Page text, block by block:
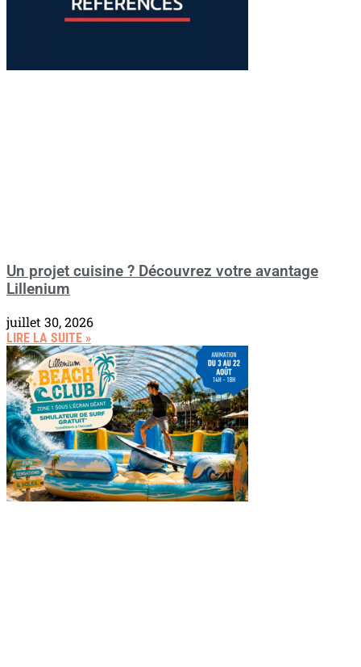
Un projet cuisine ? Découvrez votre avantage
Lillenium
juillet 30, 2026
LIRE LA SUITE »